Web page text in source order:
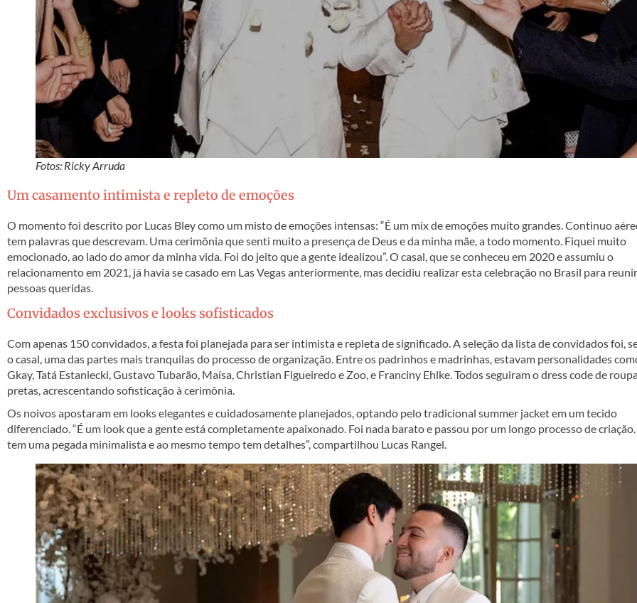
Fotos: Ricky Arruda
Um casamento intimista e repleto de emoções
O momento foi descrito por Lucas Bley como um misto de emoções intensas: “É um mix de emoções muito grandes. Continuo
tem palavras que descrevam. Uma cerimônia que senti muito a presença de Deus e da minha mãe, a todo momento. Fiquei muito
emocionado, ao lado do amor da minha vida. Foi do jeito que a gente idealizou”. O casal, que se conheceu em 2020 e assumiu o
relacionamento em 2021, já havia se casado em Las Vegas anteriormente, mas decidiu realizar esta celebração no Brasil para reunir
pessoas queridas.
Convidados exclusivos e looks sofisticados
Com apenas 150 convidados, a festa foi planejada para ser intimista e repleta de significado. A seleção da lista de convidados foi,
o casal, uma das partes mais tranquilas do processo de organização. Entre os padrinhos e madrinhas, estavam personalidades
Gkay, Tatá Estaniecki, Gustavo Tubarão, Maísa, Christian Figueiredo e Zoo, e Franciny Ehlke. Todos seguiram o dress code de
pretas, acrescentando sofisticação à cerimônia.
Os noivos apostaram em looks elegantes e cuidadosamente planejados, optando pelo tradicional summer jacket em um tecido
diferenciado. “É um look que a gente está completamente apaixonado. Foi nada barato e passou por um longo processo de criação.
tem uma pegada minimalista e ao mesmo tempo tem detalhes”, compartilhou Lucas Rangel.